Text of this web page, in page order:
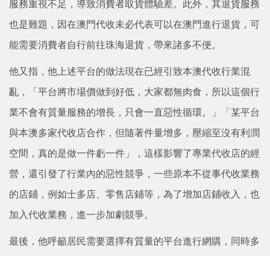
服務重視不足，導致消費者取貨體驗差。此外，其退貨服務
也是難題，因在澳門代收未必代表可以在澳門進行退貨，可
能需要消費者自行前往珠海退貨，帶來諸多不便。
他又指，他上述平台的做法現在已經引致本澳代收行業混
亂，「平台將市場價做到好低，大家都無肉食，所以這個行
業不會有質量服務的增長，只會一直惡性循環。」「某平台
與本澳多家代收店合作，但隨著件量增多，壓縮至沒有利潤
空間，真的是做一件虧一件」，這樣影響了專業代收店的經
營，還引發了行業內的惡性競爭，一些原本不從事代收業務
的店鋪，例如士多店、零售店鋪等，為了增加店鋪收入，也
加入代收業務，進一步加劇競爭。
最後，他呼籲居民需要選擇有質量的平台進行網購，同時多